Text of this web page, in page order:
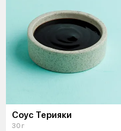
Соус Терияки
30 г